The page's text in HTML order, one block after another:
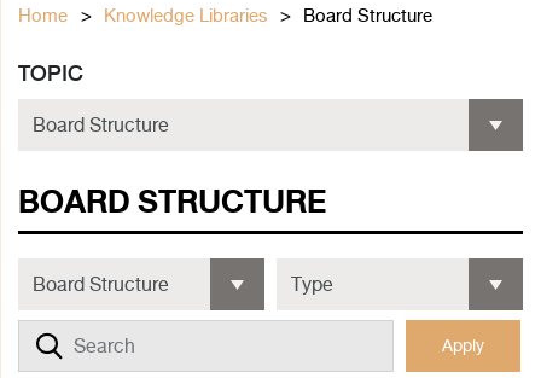
Home Knowledge Libraries Board Structure
TOPIC
BOARD STRUCTURE
Apply